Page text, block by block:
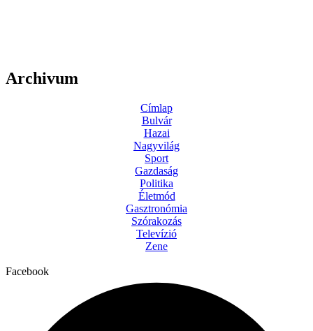
Archivum
Címlap
Bulvár
Hazai
Nagyvilág
Sport
Gazdaság
Politika
Életmód
Gasztronómia
Szórakozás
Televízió
Zene
Facebook